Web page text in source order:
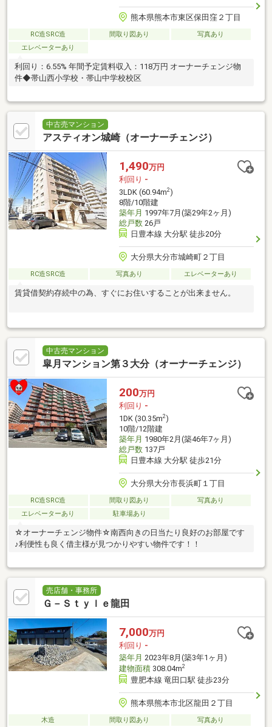
熊本県熊本市東区保田窪２丁目
RC造SRC造 間取り図あり
写真あり
エレベーターあり
利回り：6.55% 年間予定賃料収入：118万円 オーナーチェンジ物
件◆帯山西小学校・帯山中学校校区
中古売マンション
アスティオン城崎（オーナーチェンジ）
1,490万円
利回り -
3LDK (60.94m2)
8階/10階建
築年月 1997年7月(築29年2ヶ月)
総戸数26戸
日豊本線 大分駅 徒歩20分
大分県大分市城崎町２丁目
RC造SRC造 写真あり エレベーターあり
賃貸借契約存続中の為、すぐにお住いすることが出来ません。
中古売マンション
皐月マンション第３大分（オーナーチェンジ）
200万円
利回り -
1DK (30.35m2)
10階/12階建
築年月 1980年2月(築46年7ヶ月)
総戸数137戸
日豊本線 大分駅 徒歩21分
大分県大分市長浜町１丁目
RC造SRC造 間取り図あり
写真あり
エレベーターあり
駐車場あり
☆オーナーチェンジ物件☆南西向きの日当たり良好のお部屋です
♪利便性も良く借主様が見つかりやすい物件です！！
売店舗・事務所
Ｇ－Ｓｔｙｌｅ龍田
7,000万円
利回り -
築年月 2023年8月(築3年1ヶ月)
建物面積308.04m2
豊肥本線 竜田口駅 徒歩23分
熊本県熊本市北区龍田２丁目
木造 間取り図あり 写真あり